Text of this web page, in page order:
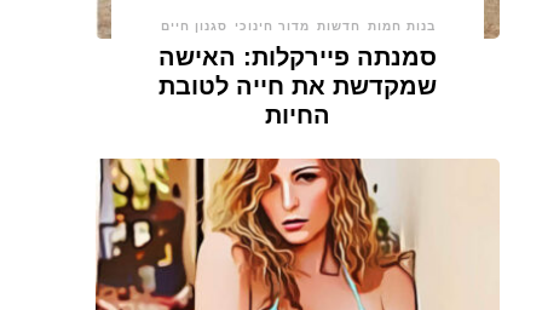
בנות חמות חדשות מדור חינוכי סגנון חיים
סמנתה פיירקלות: האישה
שמקדשת את חייה לטובת
החיות